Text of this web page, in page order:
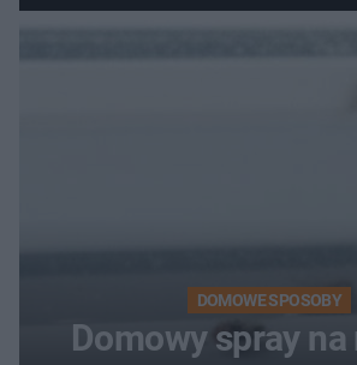
DOMOWE SPOSOBY
Domowy spray na